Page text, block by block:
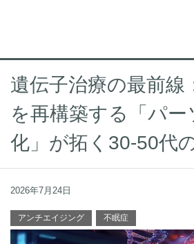
遺伝子治療の最前線
を再構築する「パ
化」が拓く30-50代
2026年7月24日
アンチエイジング 不眠症